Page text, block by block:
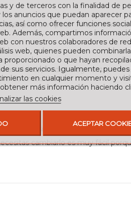
para comparar Añadir a la lista
calidad, puedes elegir entre
Sus medidas son:
abrasivos y pasarle un paño
cambiarlo es muy fácil
y de terceros con la finalidad de
anuncios que puedan aparecer
así como ofrecer funciones
Además, compartimos
con nuestros colaboradores de
web, quienes pueden
proporcionado o que hayan
sus servicios. Igualmente,
en cualquier momento y
más información haciendo
las cookies
ACEPTAR